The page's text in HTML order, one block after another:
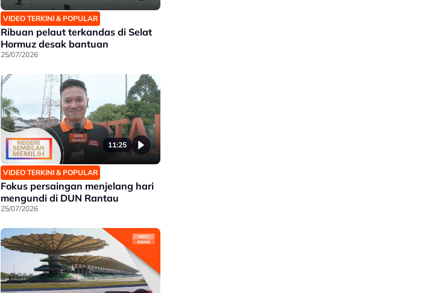
VIDEO TERKINI & POPULAR
Ribuan pelaut terkandas di Selat
Hormuz desak bantuan
25/07/2026
11:25
VIDEO TERKINI & POPULAR
Fokus persaingan menjelang hari
mengundi di DUN Rantau
25/07/2026